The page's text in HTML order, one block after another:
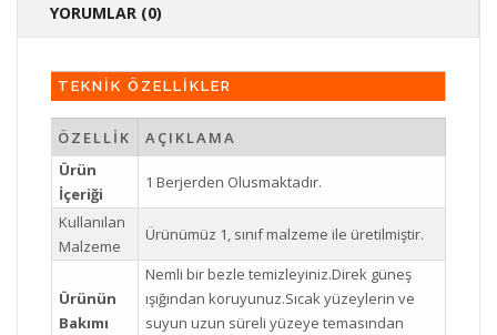
YORUMLAR (0)
TEKNİK ÖZELLİKLER
ÖZELLİK
AÇIKLAMA
Ürün
İçeriği
1 Berjerden Olusmaktadır.
Kullanılan
Malzeme
Ürünümüz 1, sınıf malzeme ile üretilmiştir.
Ürünün
Bakımı
Nemli bir bezle temizleyiniz.Direk güneş
ışığından koruyunuz.Sıcak yüzeylerin ve
suyun uzun süreli yüzeye temasından